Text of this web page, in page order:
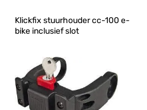
Klickfix stuurhouder cc-100 e-
bike inclusief slot